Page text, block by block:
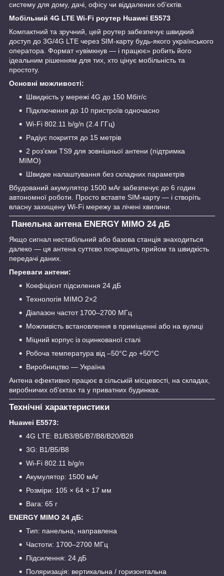
систему для дому, дачі, офісу чи віддалених об’єктів.
Мобільний 4G LTE Wi-Fi роутер Huawei E5573
Компактний та зручний, цей роутер забезпечує швидкий
доступ до 3G/4G LTE через SIM-карту будь-якого українського
оператора. Формат «увімкнув — і працює» робить його
ідеальним рішенням для тих, хто цінує мобільність та
простоту.
Основні можливості:
Швидкість у мережі 4G до 150 Мбіт/с
Підключення до 10 пристроїв одночасно
Wi-Fi 802.11 b/g/n (2.4 ГГц)
Радіус покриття до 15 метрів
2 роз’єми TS9 для зовнішньої антени (підтримка
MIMO)
Швидке налаштування без складних параметрів
Вбудований акумулятор 1500 мАг забезпечує до 6 годин
автономної роботи. Просто вставте SIM-карту — і створіть
власну захищену Wi-Fi мережу за лічені хвилини.
Панельна антена ENERGY MIMO 24 дБ
Якщо сигнал нестабільний або базова станція знаходиться
далеко — ця антена суттєво покращить прийом та швидкість
передачі даних.
Переваги антени:
Коефіцієнт підсилення 24 дБ
Технологія MIMO 2×2
Діапазон частот 1700–2700 МГц
Можливість встановлення в приміщенні або на вулиці
Міцний корпус із оцинкованої сталі
Робоча температура від –50°C до +50°C
Виробництво — Україна
Антена ефективно працює в сільській місцевості, на складах,
виробничих об’єктах та у приватних будинках.
Технічні характеристики
Huawei E5573:
4G LTE: B1/B3/B5/B7/B8/B20/B28
3G: B1/B5/B8
Wi-Fi 802.11 b/g/n
Акумулятор: 1500 мАг
Розміри: 105 × 64 × 17 мм
Вага: 65 г
ENERGY MIMO 24 дБ:
Тип: панельна, направлена
Частоти: 1700–2700 МГц
Підсилення: 24 дБ
Поляризація: вертикальна / горизонтальна